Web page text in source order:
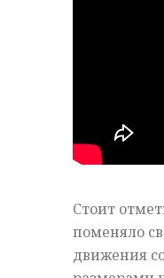
Стоит
поменяло
движения